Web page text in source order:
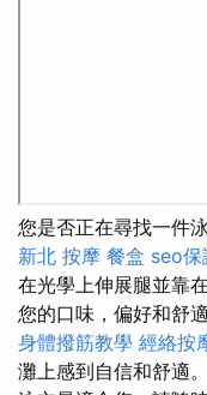
您是否正在尋找一件
新北 按摩 餐盒 seo保
在光學上伸展腿並靠
您的口味，偏好和舒
身體撥筋教學 經絡按
灘上感到自信和舒適。